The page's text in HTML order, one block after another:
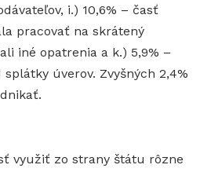
i.) 10,6% – časť
pracovať na skrátený
iné opatrenia a k.) 5,9% –
úverov. Zvyšných 2,4%
využiť zo strany štátu rôzne